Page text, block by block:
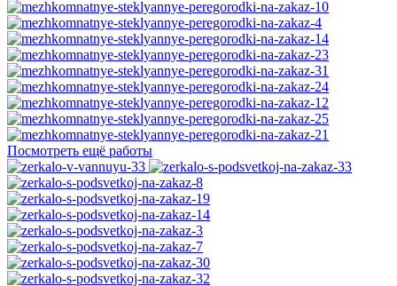
Посмотреть ещё работы